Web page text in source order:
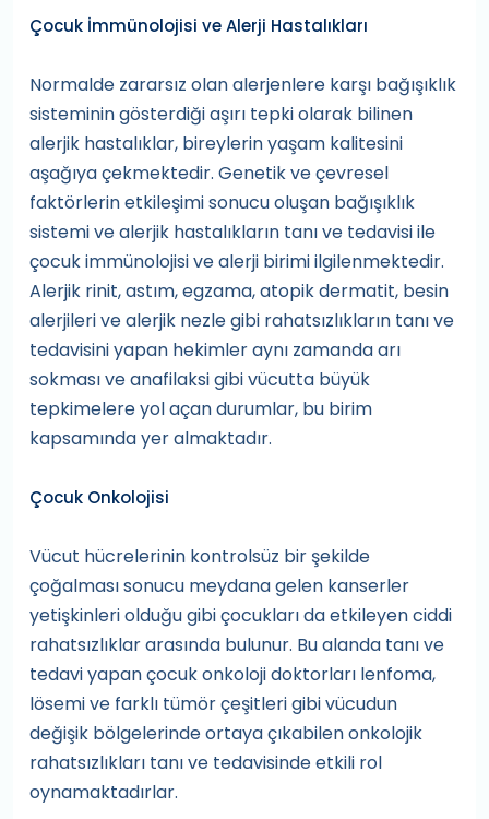
Çocuk İmmünolojisi ve Alerji Hastalıkları
Normalde zararsız olan alerjenlere karşı bağışıklık
sisteminin gösterdiği aşırı tepki olarak bilinen
alerjik hastalıklar, bireylerin yaşam kalitesini
aşağıya çekmektedir. Genetik ve çevresel
faktörlerin etkileşimi sonucu oluşan bağışıklık
sistemi ve alerjik hastalıkların tanı ve tedavisi ile
çocuk immünolojisi ve alerji birimi ilgilenmektedir.
Alerjik rinit, astım, egzama, atopik dermatit, besin
alerjileri ve alerjik nezle gibi rahatsızlıkların tanı ve
tedavisini yapan hekimler aynı zamanda arı
sokması ve anafilaksi gibi vücutta büyük
tepkimelere yol açan durumlar, bu birim
kapsamında yer almaktadır.
Çocuk Onkolojisi
Vücut hücrelerinin kontrolsüz bir şekilde
çoğalması sonucu meydana gelen kanserler
yetişkinleri olduğu gibi çocukları da etkileyen ciddi
rahatsızlıklar arasında bulunur. Bu alanda tanı ve
tedavi yapan çocuk onkoloji doktorları lenfoma,
lösemi ve farklı tümör çeşitleri gibi vücudun
değişik bölgelerinde ortaya çıkabilen onkolojik
rahatsızlıkları tanı ve tedavisinde etkili rol
oynamaktadırlar.